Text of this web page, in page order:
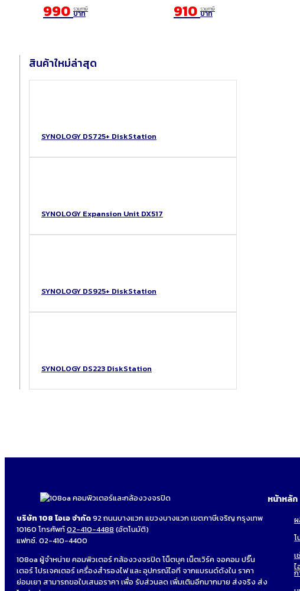
990 รวมภาษี
บาท 910 รวมภาษี
บาท
สินค้าใหม่ล่าสุด
SYNOLOGY DS725+ DiskStation
SYNOLOGY Expansion Unit DX517
SYNOLOGY DS925+ DiskStation
SYNOLOGY DS223 DiskStation
บริษัท 108 โอเอ จำกัด92 ถนนบางแวก แขวงบางแวก เขตภาษีเจริญ กรุงเทพ
10160 โทรศัพท์02-410-4488 (อัตโนมัติ)
แฟกซ์. 02-410-4400
108oa ผู้จำหน่าย คอมพิวเตอร์ กล้องวงจรปิด โน็ตบุค เน็ตเวิร์ค จอคอม ปริ๊น
เตอร์ โปรเจคเตอร์ เครื่องสำรองไฟ และ อุปกรณ์ไอที จากแบรนด์ดังใน ราคา
ย่อมเยา สามารถขอใบเสนอราคา เพื่อ รับส่วนลด เพิ่มเติมอีกมากมาย ส่งจริง ส่ง
หน้าหลัก
ไ